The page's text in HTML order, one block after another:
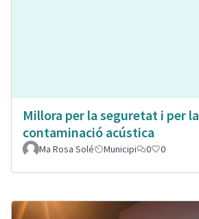
Millora per la seguretat i per la
contaminació acústica
Ma Rosa Solé Municipi 0 0